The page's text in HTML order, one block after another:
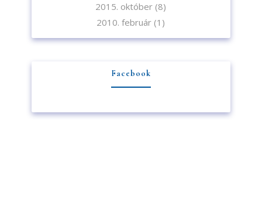
2015. október (8)
2010. február (1)
Facebook